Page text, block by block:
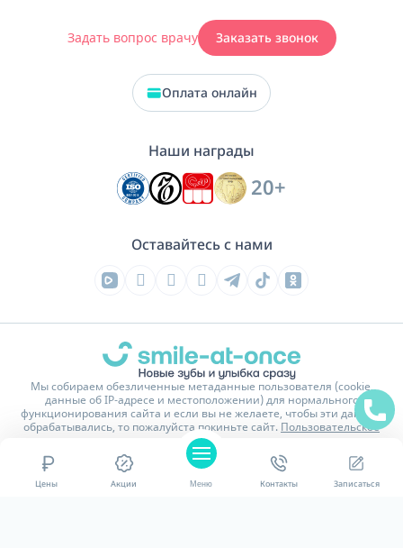
Цены Акции Меню Контакты Записаться
Задать вопрос врачу Заказать звонок
Оплата онлайн
Наши награды
20+
Оставайтесь с нами
Мы собираем обезличенные метаданные пользователя (cookie,
данные об IP-адресе и местоположении) для нормального
функционирования сайта и если вы не желаете, чтобы эти данные
обрабатывались, то пожалуйста покиньте сайт. Пользовательское
соглашение
На сайте имеются изображения и тексты обработанные или
сгенерированные нейросетью.